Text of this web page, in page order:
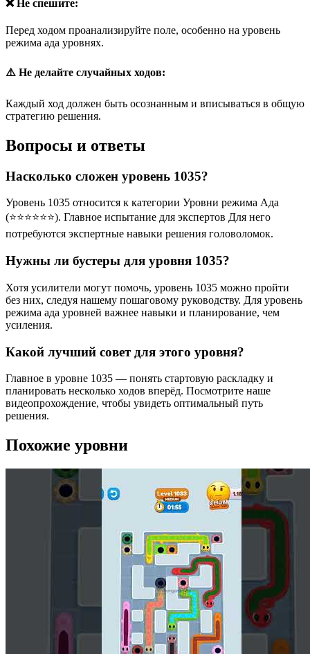
❌ Не спешите:
Перед ходом проанализируйте поле, особенно на уровень
режима ада уровнях.
⚠️ Не делайте случайных ходов:
Каждый ход должен быть осознанным и вписываться в общую
стратегию решения.
Вопросы и ответы
Насколько сложен уровень 1035?
Уровень 1035 относится к категории Уровни режима Ада
(⭐⭐⭐⭐⭐⭐). Главное испытание для экспертов Для него
потребуются экспертные навыки решения головоломок.
Нужны ли бустеры для уровня 1035?
Хотя усилители могут помочь, уровень 1035 можно пройти
без них, следуя нашему пошаговому руководству. Для уровень
режима ада уровней важнее навыки и планирование, чем
усиления.
Какой лучший совет для этого уровня?
Главное в уровне 1035 — понять стартовую раскладку и
планировать несколько ходов вперёд. Посмотрите наше
видеопрохождение, чтобы увидеть оптимальный путь
решения.
Похожие уровни